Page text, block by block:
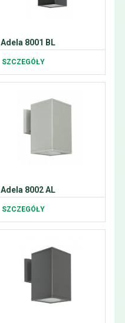
Adela 8001 BL
SZCZEGÓŁY
Adela 8002 AL
SZCZEGÓŁY